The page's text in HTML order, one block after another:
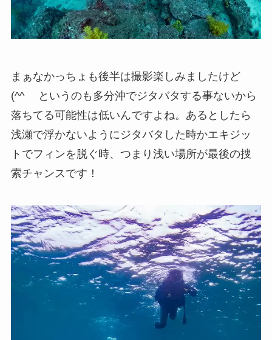
まぁなかっちょも後半は撮影楽しみましたけど
(^^ゞ というのも多分沖でジタバタする事ないから
落ちてる可能性は低いんですよね。あるとしたら
浅瀬で浮かないようにジタバタした時かエキジッ
トでフィンを脱ぐ時、つまり浅い場所が最後の捜
索チャンスです！